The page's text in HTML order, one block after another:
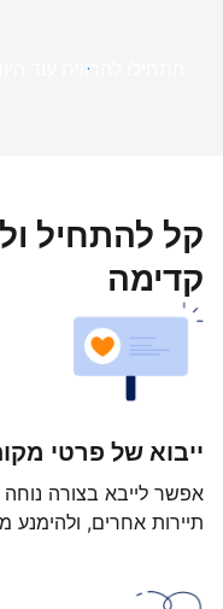
התחילו להרוויח עוד היום
קל להתחיל
קדימה
ייבוא של פרטי
אפשר לייבא בצורה
תיירות אחרים, ולהימנע